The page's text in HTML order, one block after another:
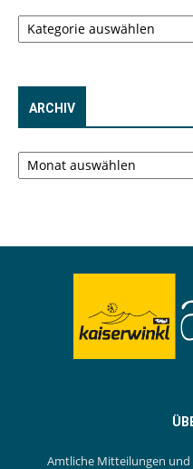
Kategorien
ARCHIV
Archiv
Amtliche Mitteilungen